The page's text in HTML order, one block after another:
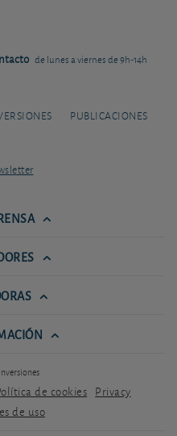
de lunes a viernes de 9h-14h
PUBLICACIONES
de cookies Privacy
de uso